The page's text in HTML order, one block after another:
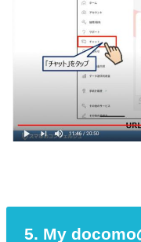
5. My docomo